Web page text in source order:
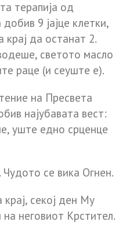
терапија од
добив 9 јајце клетки,
крај да останат 2.
светото масло
раце (и сеуште е).
на Пресвета
најубавата вест:
уште едно срценце
се вика Огнен.
секој ден Му
неговиот Крстител.